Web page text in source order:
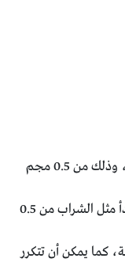
توصف جرعة الدواء طبقا لشدة المرض، وذلك من 0.5 مجم
تؤخذ الحقن في العضل أو الوريد، وتبدأ مثل الشراب من 0.5
كما يمكن أن تتكرر